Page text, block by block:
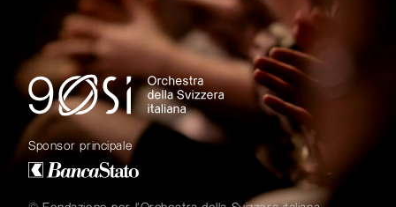
Sponsor principale